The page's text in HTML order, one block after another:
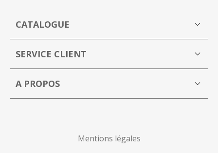
CATALOGUE
Boutique
SERVICE CLIENT
Mon compte
A PROPOS
Mentions légales